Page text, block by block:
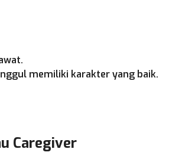
memiliki karakter yang baik.
Caregiver